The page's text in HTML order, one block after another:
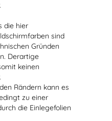
die hier
sind
Gründen
Derartige
keinen
Rändern kann es
zu einer
die Einlegefolien